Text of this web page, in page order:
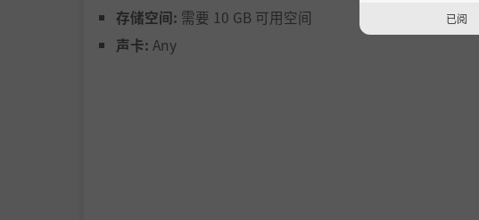
存储空间: 需要 10 GB 可用空间
声卡: Any
已阅